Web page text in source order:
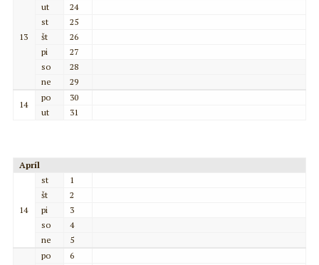
13
ut
24
st
25
št
26
pi
27
so
28
ne
29
14
po
30
ut
31
Apríl
14
st
1
št
2
pi
3
so
4
ne
5
po
6